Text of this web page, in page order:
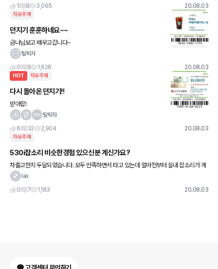
1
8 3,065 20.08.03
자유주제
던지기 훈훈하네요~~
금나님보고 배우고갑니다~
탈퇴자
0
8 1,628 20.08.03
HOT 자유주제
다시 돌아온 던지기!!
받아랍!
탈퇴자
6
32 2,904 20.08.03
자유주제
530i잡소리 비슷한경험 있으신분 계신가요?
차출고한지 두달되었습니다. 모두 만족하면서 타고 있는데 얼마전부터 실내 잡소리가 계
속 거슬리게 들립니다. 뒷쪽 좌석이나 문짝에서 나는거 같은데 혼자서는 도저히 찾기 힘드
lax
0
7 1,183 20.08.03
고객센터 문의하기